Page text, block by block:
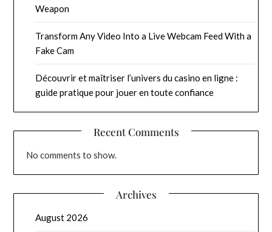
Weapon
Transform Any Video Into a Live Webcam Feed With a
Fake Cam
Découvrir et maîtriser l’univers du casino en ligne :
guide pratique pour jouer en toute confiance
Recent Comments
No comments to show.
Archives
August 2026